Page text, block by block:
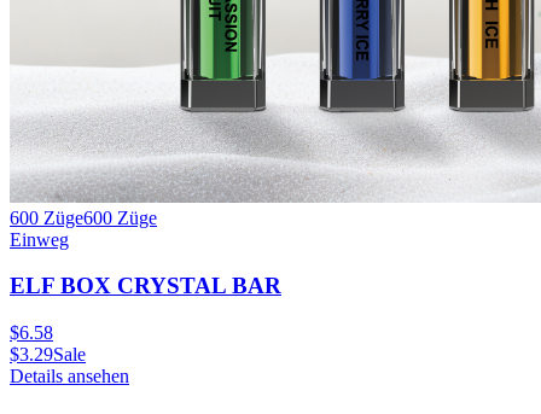
600 Züge600 Züge
Einweg
ELF BOX CRYSTAL BAR
$6.58
$3.29Sale
Details ansehen